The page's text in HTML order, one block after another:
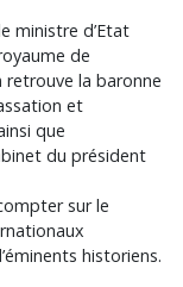
ministre d’Etat
de
retrouve la baronne
et
que
du président
sur le
historiens.